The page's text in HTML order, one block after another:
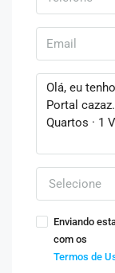
Selecione
Enviando
com os
Termos de